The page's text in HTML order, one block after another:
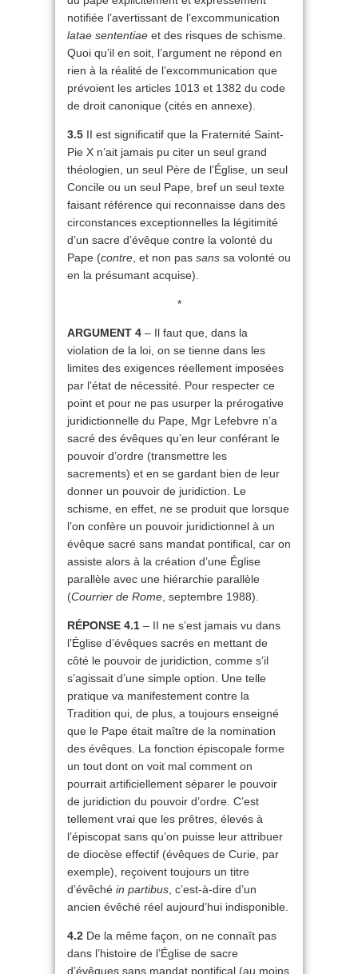
notifiée l’avertissant de l’excommunication
latae sententiae et des risques de schisme.
Quoi qu’il en soit, l’argument ne répond en
rien à la réalité de l’excommunication que
prévoient les articles 1013 et 1382 du code
de droit canonique (cités en annexe).
3.5 II est significatif que la Fraternité Saint-
Pie X n’ait jamais pu citer un seul grand
théologien, un seul Père de l’Église, un seul
Concile ou un seul Pape, bref un seul texte
faisant référence qui reconnaisse dans des
circonstances exceptionnelles la légitimité
d’un sacre d’évêque contre la volonté du
Pape (contre , et non pas sans sa volonté ou
en la présumant acquise).
*
ARGUMENT 4 – Il faut que, dans la
violation de la loi, on se tienne dans les
limites des exigences réellement imposées
par l’état de nécessité. Pour respecter ce
point et pour ne pas usurper la prérogative
juridictionnelle du Pape, Mgr Lefebvre n’a
sacré des évêques qu’en leur conférant le
pouvoir d’ordre (transmettre les
sacrements) et en se gardant bien de leur
donner un pouvoir de juridiction. Le
schisme, en effet, ne se produit que lorsque
l’on confère un pouvoir juridictionnel à un
évêque sacré sans mandat pontifical, car on
assiste alors à la création d’une Église
parallèle avec une hiérarchie parallèle
(Courrier de Rome , septembre 1988).
RÉPONSE 4.1 – II ne s’est jamais vu dans
l’Église d’évêques sacrés en mettant de
côté le pouvoir de juridiction, comme s’il
s’agissait d’une simple option. Une telle
pratique va manifestement contre la
Tradition qui, de plus, a toujours enseigné
que le Pape était maître de la nomination
des évêques. La fonction épiscopale forme
un tout dont on voit mal comment on
pourrait artificiellement séparer le pouvoir
de juridiction du pouvoir d’ordre. C’est
tellement vrai que les prêtres, élevés à
l’épiscopat sans qu’on puisse leur attribuer
de diocèse effectif (évêques de Curie, par
exemple), reçoivent toujours un titre
d’évêché in partibus , c’est-à-dire d’un
ancien évêché réel aujourd’hui indisponible.
4.2 De la même façon, on ne connaît pas
dans l’histoire de l’Église de sacre
d’évêques sans mandat pontifical (au moins